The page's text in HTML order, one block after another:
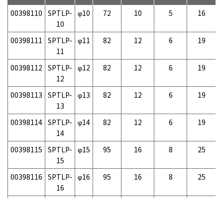
00398110 SPTLP-
10
φ10 72 10 5 16
00398111 SPTLP-
11
φ11 82 12 6 19
00398112 SPTLP-
12
φ12 82 12 6 19
00398113 SPTLP-
13
φ13 82 12 6 19
00398114 SPTLP-
14
φ14 82 12 6 19
00398115 SPTLP-
15
φ15 95 16 8 25
00398116 SPTLP-
16
φ16 95 16 8 25